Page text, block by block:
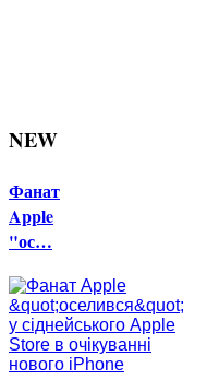
NEW
Фанат
Apple
"ос…